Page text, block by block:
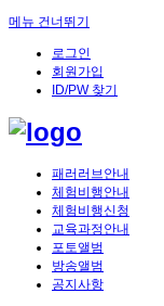
메뉴 건너뛰기
로그인
회원가입
ID/PW 찾기
패러러브안내
체험비행안내
체험비행신청
교육과정안내
포토앨범
방송앨범
공지사항